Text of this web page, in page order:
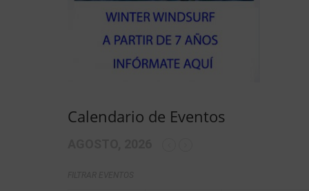
Calendario de Eventos